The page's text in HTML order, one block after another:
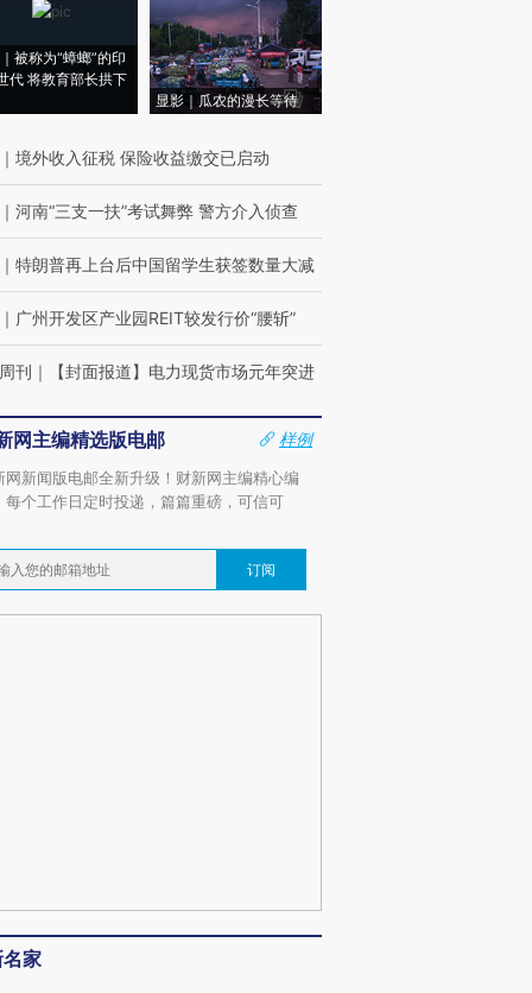
被称为“蟑螂”的印
代 将教育部长拱下
显影｜瓜农的漫长等待
｜ 境外收入征税 保险收益缴交已启动
｜ 河南“三支一扶”考试舞弊 警方介入侦查
｜ 特朗普再上台后中国留学生获签数量大减
｜ 广州开发区产业园REIT较发行价“腰斩”
刊 ｜ 【封面报道】电力现货市场元年突进
网主编精选版电邮
样例
网新闻版电邮全新升级！财新网主编精心编
每个工作日定时投递，篇篇重磅，可信可
订阅
家